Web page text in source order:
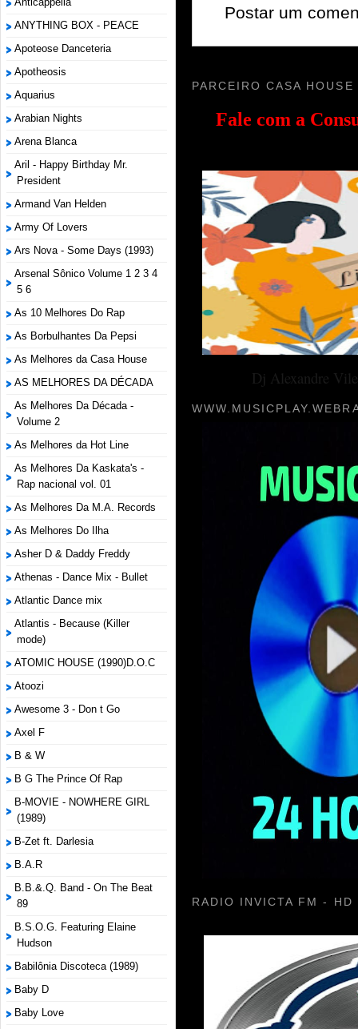
ANYTHING BOX - PEACE
Apoteose Danceteria
Apotheosis
Aquarius
Arabian Nights
Arena Blanca
Aril - Happy Birthday Mr.
President
Armand Van Helden
Army Of Lovers
Ars Nova - Some Days (1993)
Arsenal Sônico Volume 1 2 3 4
5 6
As 10 Melhores Do Rap
As Borbulhantes Da Pepsi
As Melhores da Casa House
AS MELHORES DA DÉCADA
As Melhores Da Década -
Volume 2
As Melhores da Hot Line
As Melhores Da Kaskata's -
Rap nacional vol. 01
As Melhores Da M.A. Records
As Melhores Do Ilha
Asher D & Daddy Freddy
Athenas - Dance Mix - Bullet
Atlantic Dance mix
Atlantis - Because (Killer
mode)
ATOMIC HOUSE (1990)D.O.C
Atoozi
Awesome 3 - Don t Go
Axel F
B & W
B G The Prince Of Rap
B-MOVIE - NOWHERE GIRL
(1989)
B-Zet ft. Darlesia
B.A.R
B.B.&.Q. Band - On The Beat
89
B.S.O.G. Featuring Elaine
Hudson
Babilônia Discoteca (1989)
Baby D
Baby Love
Postar um
PARCEIRO CASA HOUSE
Fale com a
Dj Alexandre
RADIO INVICTA FM - HD